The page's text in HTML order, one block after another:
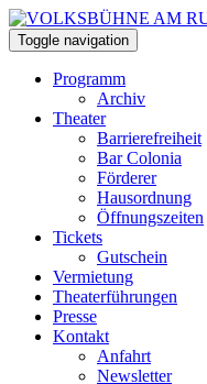
Toggle navigation
Programm
Archiv
Theater
Barrierefreiheit
Bar Colonia
Förderer
Hausordnung
Öffnungszeiten
Tickets
Gutschein
Vermietung
Theaterführungen
Presse
Kontakt
Anfahrt
Newsletter